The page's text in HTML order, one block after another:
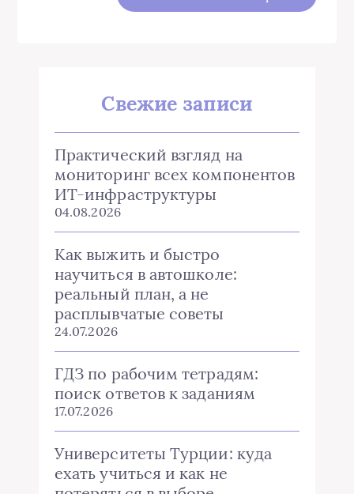
Свежие записи
Практический взгляд на
мониторинг всех компонентов
ИТ-инфраструктуры
04.08.2026
Как выжить и быстро
научиться в автошколе:
реальный план, а не
расплывчатые советы
24.07.2026
ГДЗ по рабочим тетрадям:
поиск ответов к заданиям
17.07.2026
Университеты Турции: куда
ехать учиться и как не